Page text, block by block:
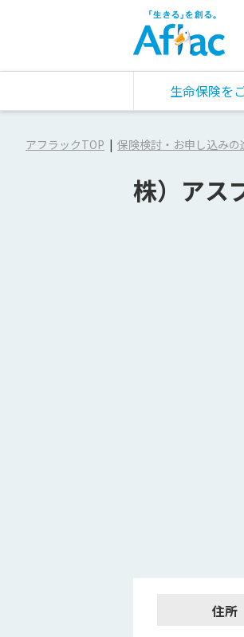
生命保険を
アフラックTOP 保険検討・お申し込みの
株）アス
住所